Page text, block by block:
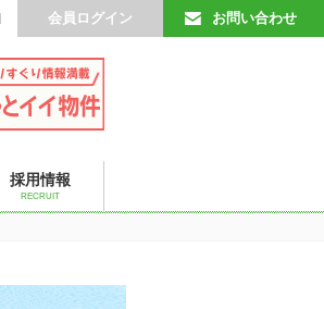
お問い合わせ
会員ログイン
採用情報
RECRUIT